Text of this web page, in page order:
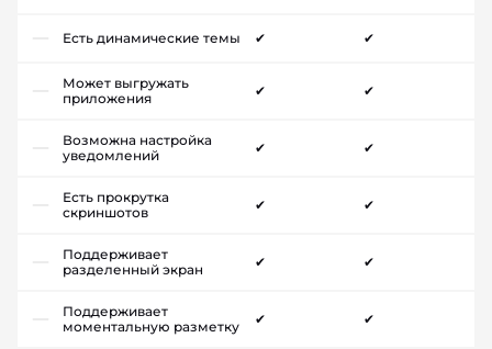
Есть динамические темы ✔ ✔
Может выгружать
приложения
✔ ✔
Возможна настройка
уведомлений
✔ ✔
Есть прокрутка
скриншотов
✔ ✔
Поддерживает
разделенный экран
✔ ✔
Поддерживает
моментальную разметку
✔ ✔